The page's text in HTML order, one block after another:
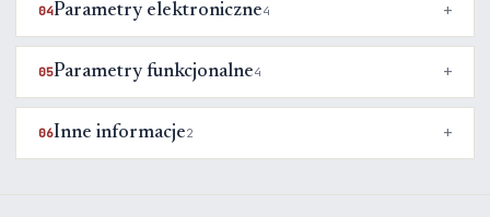
04Parametry elektroniczne4
05Parametry funkcjonalne4
06Inne informacje2